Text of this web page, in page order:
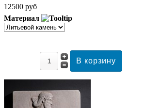
12500 руб
Материал